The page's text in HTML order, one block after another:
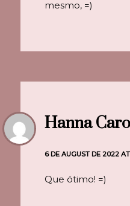
mesmo, =)
Hanna
6 DE AUGUST DE 2022 AT
Que ótimo! =)